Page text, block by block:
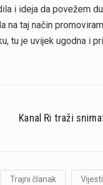
i ideja da povežem
na taj način
tu je uvijek ugodna i
Kanal Ri traži
Trajni članak Vijesti